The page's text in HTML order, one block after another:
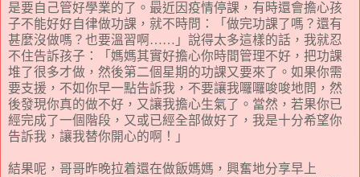
是要自己管好學業的了。最近因疫情停課，有時還會擔心孩
子不能好好自律做功課，就不時問 ： 「做完功課了嗎 ？ 還有
甚麼沒做嗎 ？ 也要溫習啊……」說得太多這樣的話 ， 我就忍
不住告訴孩子 ： 「媽媽其實好擔心你時間管理不好 ， 把功課
堆了很多才做 ， 然後第二個星期的功課又要來了。如果你需
要支援 ， 不如你早一點告訴我，不要讓我囉囉唆唆地問 ， 然
後發現你真的做不好 ， 又讓我擔心生氣了。當然，若果你已
經完成了一個階段 ， 又或已經全部做好了，我是十分希望你
告訴我，讓我替你開心的啊 ！」
結果呢 ， 哥哥昨晚拉着還在做飯媽媽 ， 興奮地分享早上